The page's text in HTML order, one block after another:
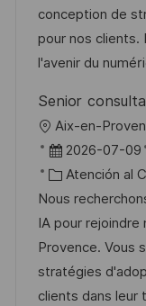
ó
n
e
p
u
l
i
c
a
c
i
ó
n
o
r
í
conception de
pour nos clients.
l'avenir du
Senior
U
b
c
a
c
i
ó
Aix-en-
F
e
c
h
a
d
e
2026-07-09
C
a
t
e
g
o
Atención al
Nous
IA pour
Provence. Vous
stratégies
clients dans leur